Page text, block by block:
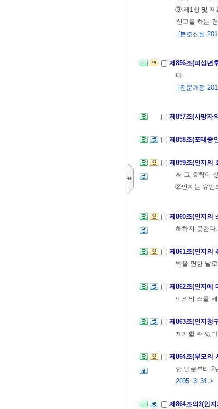
③ 제1항 및 제
신고를 하는
[본조신설
제856조(피성년
다.
[전문개정
제857조(사망자
제858조(포태중
제859조(인지의
써 그 효력이
②인지는 유언
제860조(인지의
해하지 못한다.
제861조(인지의
박을 면한 날
제862조(인지에
이의의 소를
제863조(인지청
제기할 수 있
제864조(부모의
안 날로부터 2
2005. 3. 31.>
제864조의2(인